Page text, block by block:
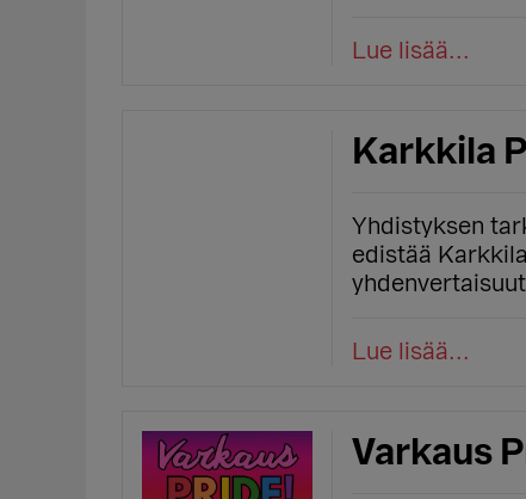
Lue lisää...
Karkkila
Yhdistyksen
edistää
Lue lisää...
Varkaus